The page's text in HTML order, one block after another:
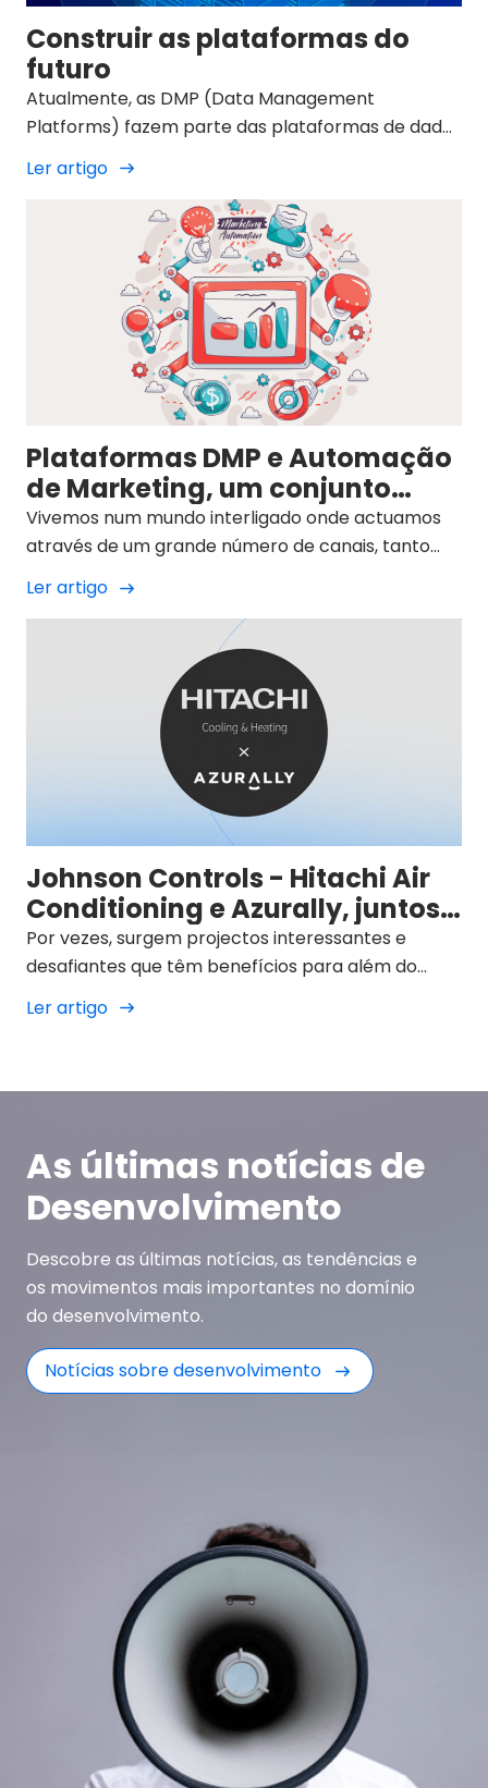
Construir as plataformas do
futuro
Atualmente, as DMP (Data Management
Platforms) fazem parte das plataformas de dados
Ler artigo
Plataformas DMP e Automação
de Marketing, um conjunto
imparável
Vivemos num mundo interligado onde actuamos
através de um grande número de canais, tanto
digitais como físicos.
Ler artigo
Johnson Controls - Hitachi Air
Conditioning e Azurally, juntos
para um futuro sustentável
Por vezes, surgem projectos interessantes e
desafiantes que têm benefícios para além do
mundo profissional.
Ler artigo
As últimas notícias de
Desenvolvimento
Descobre as últimas notícias, as tendências e
os movimentos mais importantes no domínio
do desenvolvimento.
Notícias sobre desenvolvimento